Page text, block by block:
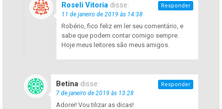
Roseli Vitoria disse:
11 de janeiro de 2019 às 14:38
Robério, fico feliz em ler seu comentário, e
sabe que podem contar comigo sempre.
Hoje meus leitores são meus amigos.
Responder
Betina disse:
7 de janeiro de 2019 às 13:28
Adorei! Vou tilizar as dicas!
Responder